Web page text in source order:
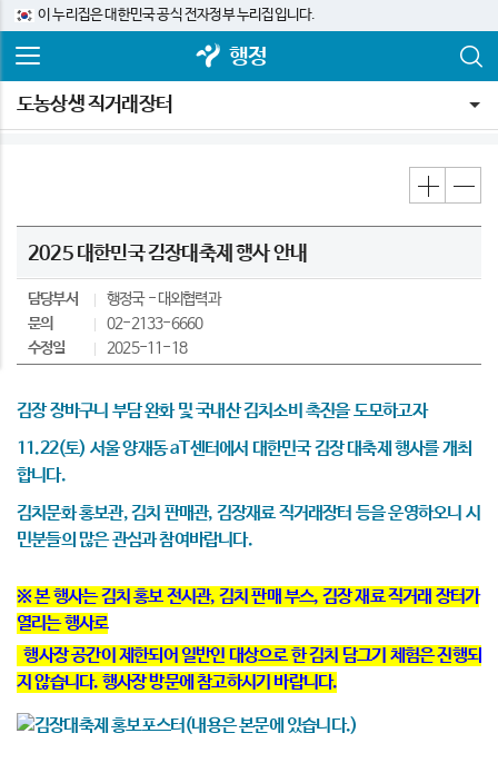
이 누리집은 대한민국 공식 전자정부 누리집입니다.
행정
도농상생 직거래장터
2025 대한민국 김장대축제 행사 안내
담당부서 행정국
대외협력과
문의
02-2133-6660
수정일
2025-11-18
김장 장바구니 부담 완화 및 국내산 김치소비 촉진을 도모하고자
11.22(토) 서울 양재동 aT센터에서 대한민국 김장 대축제 행사를 개최
합니다.
김치문화 홍보관, 김치 판매관, 김장재료 직거래장터 등을 운영하오니 시
민분들의 많은 관심과 참여바랍니다.
※ 본 행사는김치 홍보 전시관, 김치 판매 부스, 김장 재료 직거래 장터가
열리는 행사로
행사장 공간이 제한되어 일반인 대상으로 한 김치 담그기 체험은 진행되
지 않습니다. 행사장 방문에 참고하시기 바랍니다.